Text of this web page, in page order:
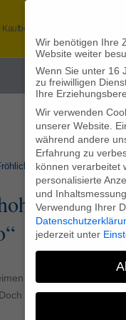
Kaufbeuren
Home
untergebracht sind,
wie wirkt diese
Wir benötigen Ihre
Website weiter
Wenn Sie unter 16
zu freiwilligen
Ihre
Wir verwenden
unserer Website.
während andere
Erfahrung zu
können verarbeitet
personalisierte
und Inhaltsmessung.
Verwendung Ihrer
jederzeit unter